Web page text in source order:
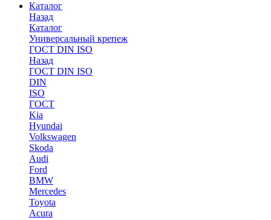
Каталог
Назад
Каталог
Универсальный крепеж
ГОСТ DIN ISO
Назад
ГОСТ DIN ISO
DIN
ISO
ГОСТ
Kia
Hyundai
Volkswagen
Skoda
Audi
Ford
BMW
Mercedes
Toyota
Acura